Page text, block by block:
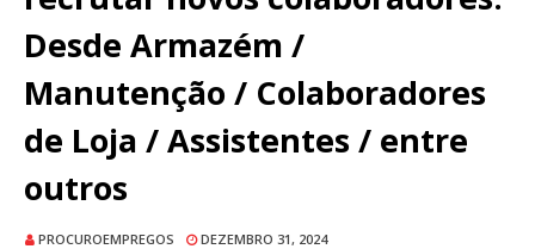
Desde Armazém /
Manutenção / Colaboradores
de Loja / Assistentes / entre
outros
PROCUROEMPREGOS DEZEMBRO 31, 2024